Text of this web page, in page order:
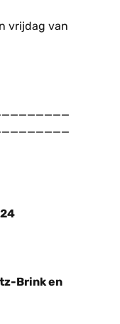
vrijdag van
Brink en